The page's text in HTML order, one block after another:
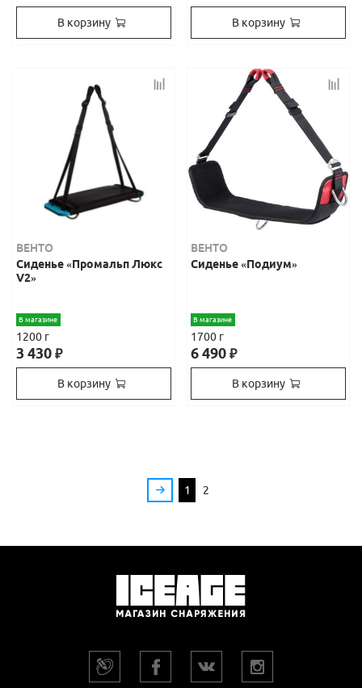
В корзину В корзину
ВЕНТО
Сиденье «Промальп Люкс
V2»
В магазине
1200 г
3 430₽
В корзину
ВЕНТО
Сиденье «Подиум»
В магазине
1700 г
6 490₽
В корзину
1 2